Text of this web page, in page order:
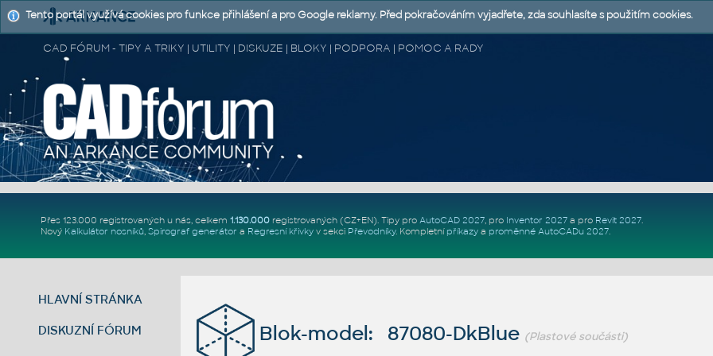
CAD FÓRUM - TIPY A TRIKY | UTILITY | DISKUZE | BLOKY | PODPORA | POMOC A RADY
Přes 123.000 registrovaných u nás, celkem 1.130.000registrovaných (CZ+EN). Tipy pro AutoCAD 2027, pro Inventor 2027a pro Revit 2027.
Nový Kalkulátor nosníků, Spirograf generátor a Regresní křivkyv sekci Převodníky. Kompletní příkazya proměnné AutoCADu 2027.
HLAVNÍ STRÁNKA
DISKUZNÍ FÓRUM Blok-model: 87080-DkBlue (Plastové součásti)
Tento portál využívá cookies pro funkce přihlášení a pro Google reklamy. Před pokračováním vyjadřete, zda souhlasíte s použitím cookies.